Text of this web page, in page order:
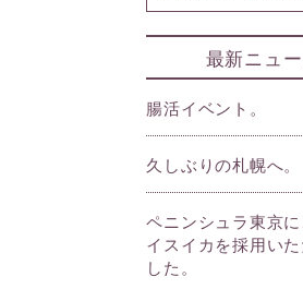
最新ニュ
腸活イベント。
久しぶりの札幌へ。
ペニンシュラ東京
イスイカを採用い
した。